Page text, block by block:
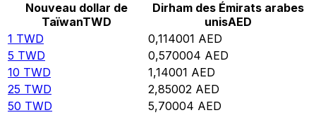
Nouveau dollar de
TaïwanTWD
Dirham des Émirats arabes
unisAED
1 TWD 0,114001 AED
5 TWD 0,570004 AED
10 TWD 1,14001 AED
25 TWD 2,85002 AED
50 TWD 5,70004 AED